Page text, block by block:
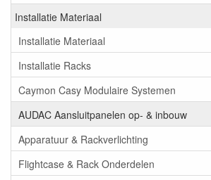
Installatie Materiaal
Installatie Materiaal
Installatie Racks
Caymon Casy Modulaire Systemen
AUDAC Aansluitpanelen op- & inbouw
Apparatuur & Rackverlichting
Flightcase & Rack Onderdelen